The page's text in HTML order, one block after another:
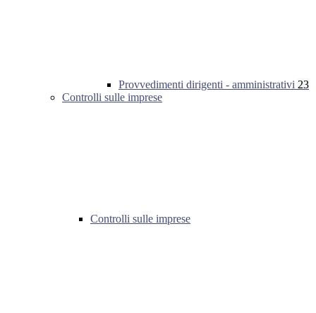
Provvedimenti dirigenti - amministrativi 23
Controlli sulle imprese
Controlli sulle imprese